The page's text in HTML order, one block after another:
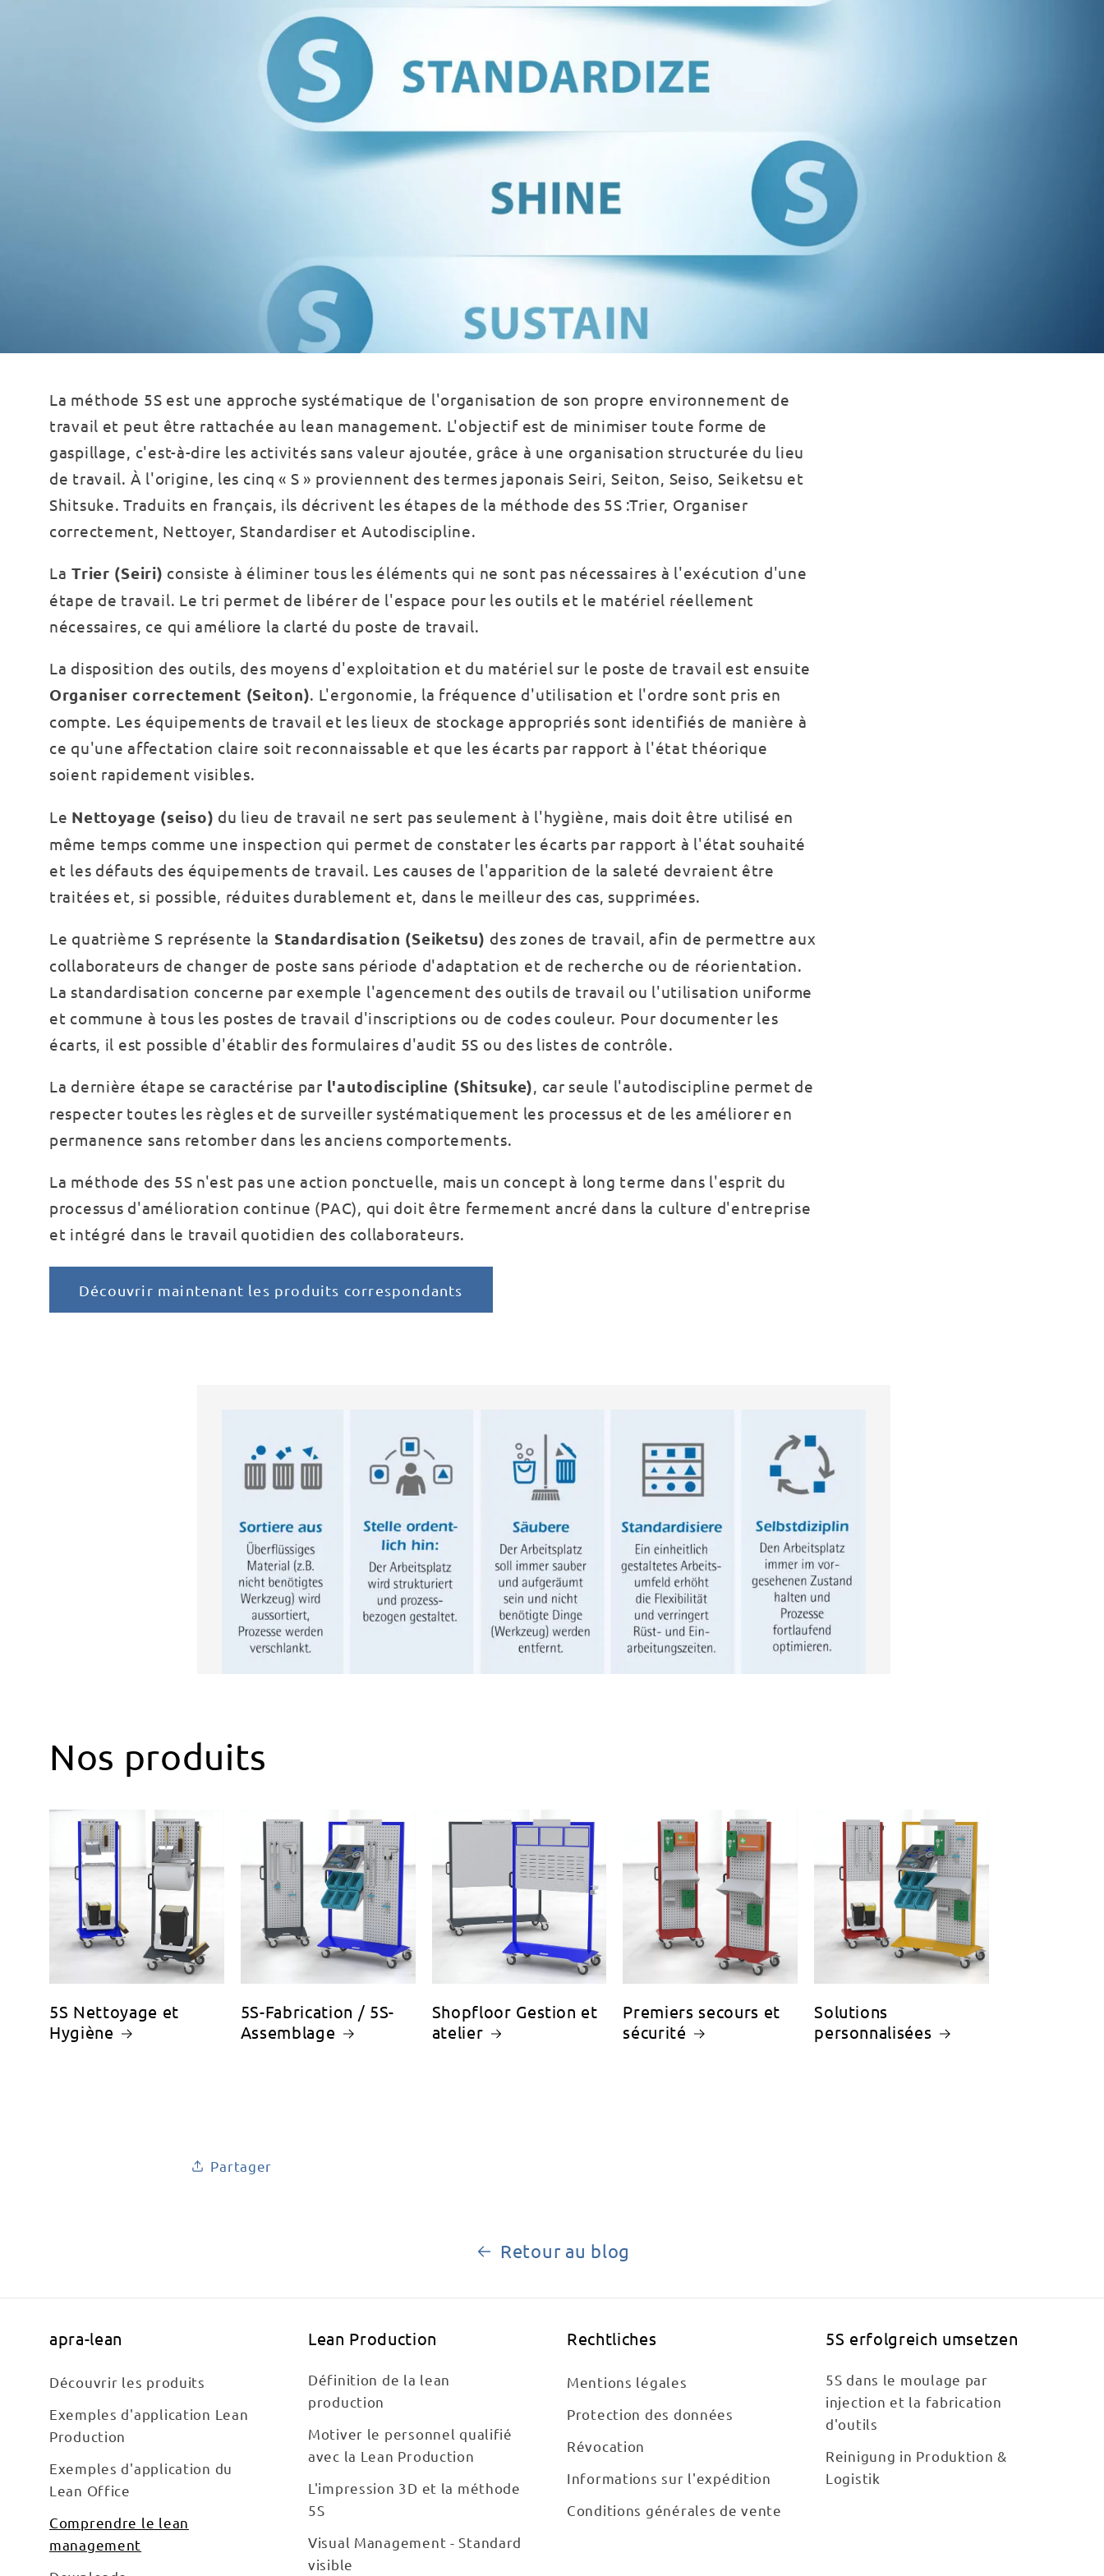
La méthode 5S est une approche systématique de l'organisation de son propre environnement de
travail et peut être rattachée au lean management. L'objectif est de minimiser toute forme de
gaspillage, c'est-à-dire les activités sans valeur ajoutée, grâce à une organisation structurée du lieu
de travail. À l'origine, les cinq « S » proviennent des termes japonais Seiri, Seiton, Seiso, Seiketsu et
Shitsuke. Traduits en français, ils décrivent les étapes de la méthode des 5S :Trier, Organiser
correctement, Nettoyer, Standardiser et Autodiscipline.
La Trier (Seiri) consiste à éliminer tous les éléments qui ne sont pas nécessaires à l'exécution d'une
étape de travail. Le tri permet de libérer de l'espace pour les outils et le matériel réellement
nécessaires, ce qui améliore la clarté du poste de travail.
La disposition des outils, des moyens d'exploitation et du matériel sur le poste de travail est ensuite
Organiser correctement (Seiton). L'ergonomie, la fréquence d'utilisation et l'ordre sont pris en
compte. Les équipements de travail et les lieux de stockage appropriés sont identifiés de manière à
ce qu'une affectation claire soit reconnaissable et que les écarts par rapport à l'état théorique
soient rapidement visibles.
Le Nettoyage (seiso) du lieu de travail ne sert pas seulement à l'hygiène, mais doit être utilisé en
même temps comme une inspection qui permet de constater les écarts par rapport à l'état souhaité
et les défauts des équipements de travail. Les causes de l'apparition de la saleté devraient être
traitées et, si possible, réduites durablement et, dans le meilleur des cas, supprimées.
Le quatrième S représente la Standardisation (Seiketsu) des zones de travail, afin de permettre aux
collaborateurs de changer de poste sans période d'adaptation et de recherche ou de réorientation.
La standardisation concerne par exemple l'agencement des outils de travail ou l'utilisation uniforme
et commune à tous les postes de travail d'inscriptions ou de codes couleur. Pour documenter les
écarts, il est possible d'établir des formulaires d'audit 5S ou des listes de contrôle.
La dernière étape se caractérise par l'autodiscipline (Shitsuke), car seule l'autodiscipline permet de
respecter toutes les règles et de surveiller systématiquement les processus et de les améliorer en
permanence sans retomber dans les anciens comportements.
La méthode des 5S n'est pas une action ponctuelle, mais un concept à long terme dans l'esprit du
processus d'amélioration continue (PAC), qui doit être fermement ancré dans la culture d'entreprise
et intégré dans le travail quotidien des collaborateurs.
Découvrir maintenant les produits correspondants
Nos produits
5S Nettoyage et
Hygiène
5S-Fabrication / 5S-
Assemblage
Shopfloor Gestion et
atelier
Premiers secours et
sécurité
Solutions
personnalisées
Partager
Retour au blog
apra-lean
Découvrir les produits
Exemples d'application Lean
Production
Exemples d'application du
Lean Office
Comprendre le lean
management
Lean Production
Définition de la lean
production
Motiver le personnel qualifié
avec la Lean Production
L'impression 3D et la méthode
5S
Visual Management - Standard
visible
Rechtliches
Mentions légales
Protection des données
Révocation
Informations sur l'expédition
Conditions générales de vente
5S erfolgreich umsetzen
5S dans le moulage par
injection et la fabrication
d'outils
Reinigung in Produktion &
Logistik